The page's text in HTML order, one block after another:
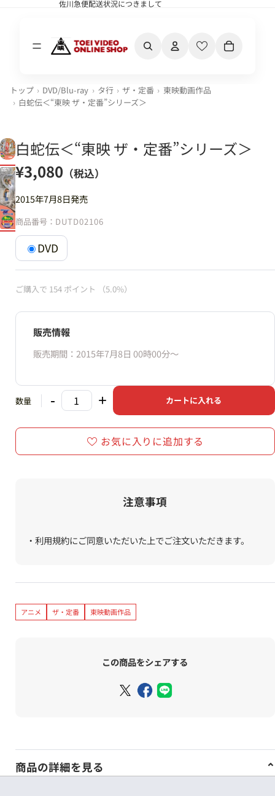
佐川急便配送状況につきまして
佐川急便配送状況につきまして
トップ DVD/Blu-ray タ行 ザ・定番
東映動画作品
白蛇伝＜“東映 ザ・定番”シリーズ＞
白蛇伝＜“東映 ザ・定番”シリーズ＞
¥3,080 （税込）
2015年7月8日発売
商品番号： DUTD02106
DVD
ご購入で 154 ポイント （5.0%）
販売情報
販売期間：2015年7月8日 00時00分〜
数量 - + カートに入れる
お気に入りに追加する
注意事項
・利用規約にご同意いただいた上でご注文いただきます。
アニメ ザ・定番 東映動画作品
この商品をシェアする
商品の詳細を見る